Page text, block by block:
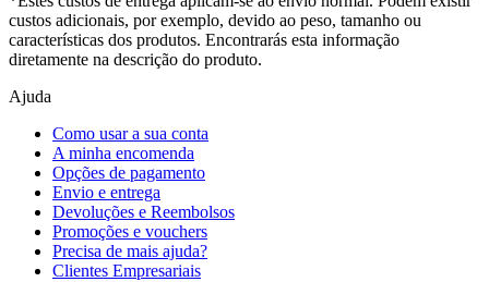
custos adicionais, por exemplo, devido ao peso, tamanho ou
características dos produtos. Encontrarás esta informação
diretamente na descrição do produto.
Ajuda
Como usar a sua conta
A minha encomenda
Opções de pagamento
Envio e entrega
Devoluções e Reembolsos
Promoções e vouchers
Precisa de mais ajuda?
Clientes Empresariais